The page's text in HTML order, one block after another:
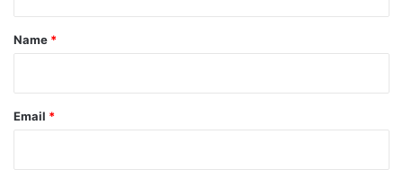
*
Name *
Email *